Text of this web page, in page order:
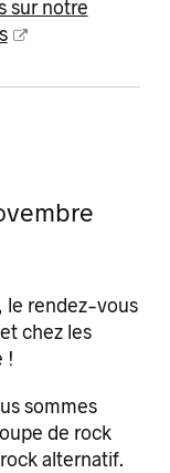
sur notre
le rendez-vous
chez les
!
sommes
de rock
alternatif.